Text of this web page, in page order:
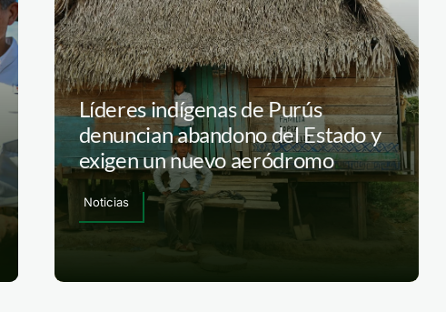
Líderes indígenas de Purús
denuncian abandono del Estado y
exigen un nuevo aeródromo
Noticias